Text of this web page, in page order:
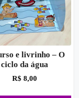
e livrinho – O
ciclo da água
R$ 8,00